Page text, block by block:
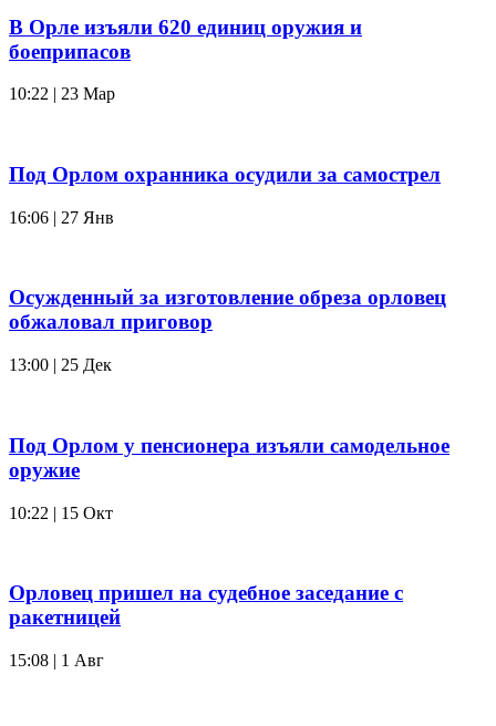
В Орле изъяли 620 единиц оружия и
боеприпасов
10:22 | 23 Мар
Под Орлом охранника осудили за самострел
16:06 | 27 Янв
Осужденный за изготовление обреза орловец
обжаловал приговор
13:00 | 25 Дек
Под Орлом у пенсионера изъяли самодельное
оружие
10:22 | 15 Окт
Орловец пришел на судебное заседание с
ракетницей
15:08 | 1 Авг